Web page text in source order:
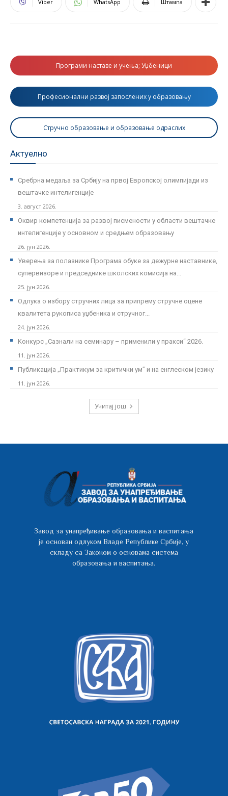
Viber WhatsApp Штампа
Програми наставе и учења; Уџбеници
Професионални развој запослених у образовању
Стручно образовање и образовање одраслих
Актуелно
Сребрна медаља за Србију на првој Европској олимпијади из
вештачке интелигенције
3. август 2026.
Оквир компетенција за развој писмености у области вештачке
интелигенције у основном и средњем образовању
26. јун 2026.
Уверења за полазнике Програмa обуке за дежурне наставнике,
супервизоре и председнике школских комисија на...
25. јун 2026.
Одлука о избору стручних лица за припрему стручне оцене
квалитета рукописа уџбеника и стручног...
24. јун 2026.
Kонкурс „Сазнали на семинару – применили у пракси“ 2026.
11. јун 2026.
Публикација „Практикум за критички ум” и на енглеском језику
11. јун 2026.
Учитај још
Завод за унапређивање образовања и васпитања
је основан одлуком Владе Републике Србије, у
складу са Законом о основама система
образовања и васпитања.